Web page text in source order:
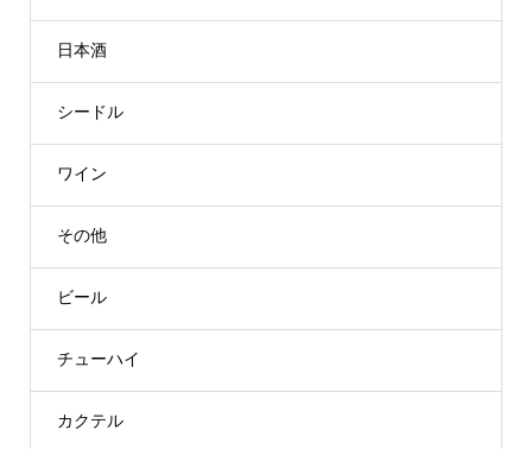
日本酒
シードル
ワイン
その他
ビール
チューハイ
カクテル